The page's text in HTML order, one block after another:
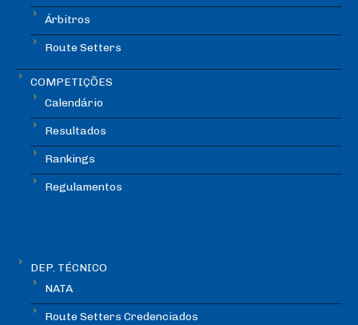
Árbitros
Route Setters
COMPETIÇÕES
Calendário
Resultados
Rankings
Regulamentos
DEP. TÉCNICO
NATA
Route Setters Credenciados